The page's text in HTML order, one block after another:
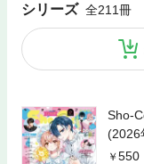
シリーズ 全211冊
Sho-
(2026
550